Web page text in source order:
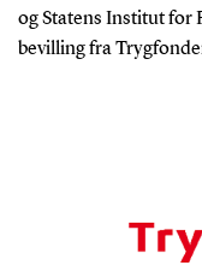
og Statens Institut for
bevilling fra